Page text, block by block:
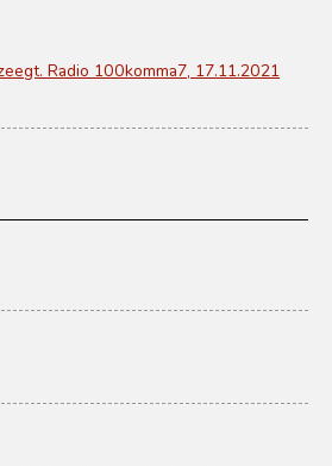
Radio 100komma7, 17.11.2021